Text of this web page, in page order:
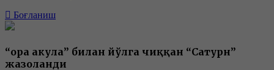
Боғланиш
“Қора акула” билан йўлга чиққан “Сатурн”
жазоланди